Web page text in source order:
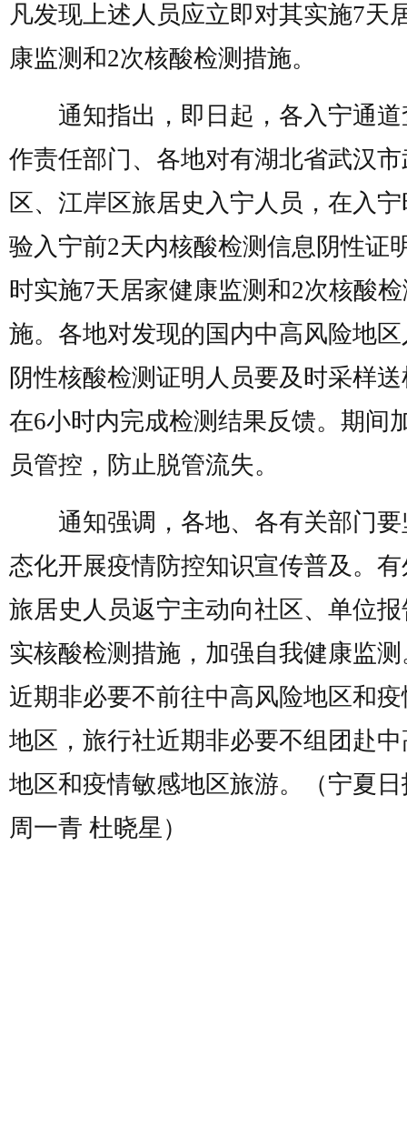
凡发现上述人员应立即对其实施7天
康监测和2次核酸检测措施。
通知指出，即日起，各入宁通道
作责任部门、各地对有湖北省武汉
区、江岸区旅居史入宁人员，在入
验入宁前2天内核酸检测信息阴性证
时实施7天居家健康监测和2次核酸
施。各地对发现的国内中高风险地
阴性核酸检测证明人员要及时采样
在6小时内完成检测结果反馈。期间
员管控，防止脱管流失。
通知强调，各地、各有关部门要
态化开展疫情防控知识宣传普及。
旅居史人员返宁主动向社区、单位
实核酸检测措施，加强自我健康监
近期非必要不前往中高风险地区和
地区，旅行社近期非必要不组团赴
地区和疫情敏感地区旅游。（宁夏
周一青 杜晓星）